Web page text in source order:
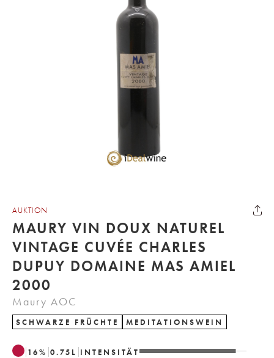
AUKTION
MAURY VIN DOUX NATUREL
VINTAGE CUVÉE CHARLES
DUPUY DOMAINE MAS AMIEL
2000
Maury AOC
SCHWARZE FRÜCHTE MEDITATIONSWEIN
16% 0.75 L INTENSITÄT